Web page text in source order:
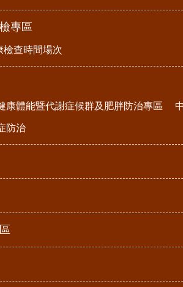
專區
檢查時間場次
康體能暨代謝症候群及肥胖防治專區
防治